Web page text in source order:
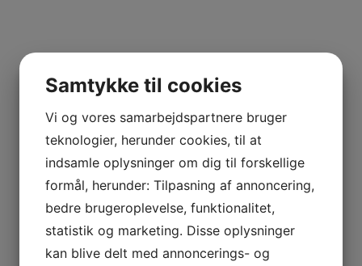
LÆS MERE
Exclusive Black Logo Shirt
£140.00
Samtykke til cookies
Vi og vores samarbejdspartnere bruger
teknologier, herunder cookies, til at
indsamle oplysninger om dig til forskellige
formål, herunder: Tilpasning af annoncering,
bedre brugeroplevelse, funktionalitet,
statistik og marketing. Disse oplysninger
kan blive delt med annoncerings- og